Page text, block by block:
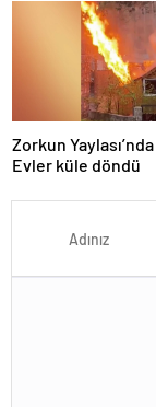
Zorkun
Evler küle döndü